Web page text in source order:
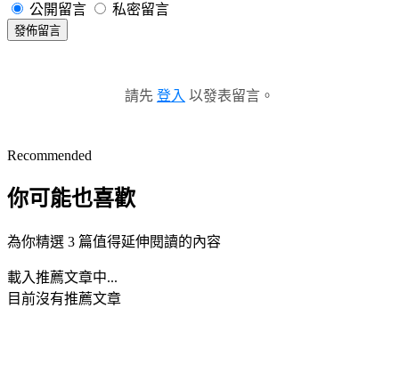
公開留言 私密留言
發佈留言
請先 登入 以發表留言。
Recommended
你可能也喜歡
為你精選 3 篇值得延伸閱讀的內容
載入推薦文章中...
目前沒有推薦文章